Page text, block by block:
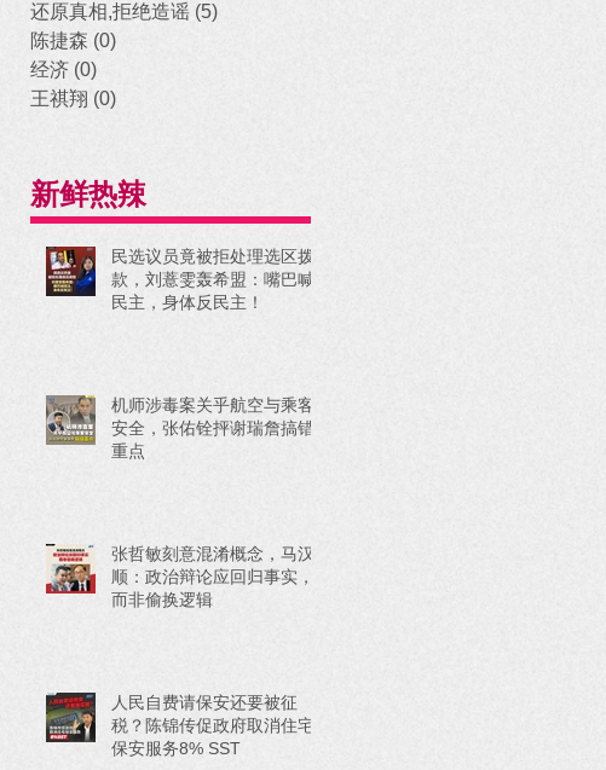
还原真相,拒绝造谣 (5)
陈捷森 (0)
经济 (0)
王祺翔 (0)
新鲜热辣
民选议员竟被拒处理选区拨
款，刘薏雯轰希盟：嘴巴喊
民主，身体反民主！
机师涉毒案关乎航空与乘客
安全，张佑铨抨谢瑞詹搞错
重点
张哲敏刻意混淆概念，马汉
顺：政治辩论应回归事实，
而非偷换逻辑
人民自费请保安还要被征
税？陈锦传促政府取消住宅
保安服务8% SST